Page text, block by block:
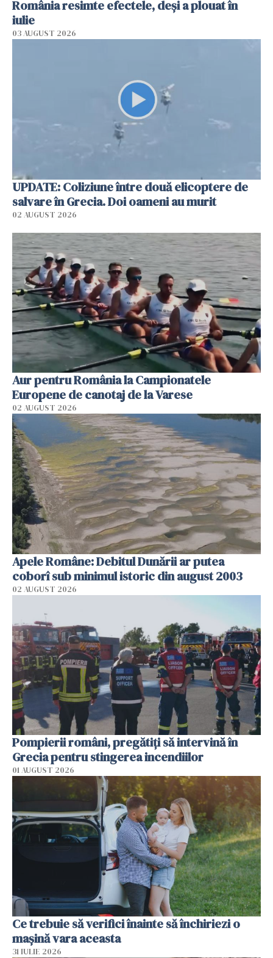
România resimte efectele, deși a plouat în
iulie
03 AUGUST 2026
UPDATE: Coliziune între două elicoptere de
salvare în Grecia. Doi oameni au murit
02 AUGUST 2026
Aur pentru România la Campionatele
Europene de canotaj de la Varese
02 AUGUST 2026
Apele Române: Debitul Dunării ar putea
coborî sub minimul istoric din august 2003
02 AUGUST 2026
Pompierii români, pregătiţi să intervină în
Grecia pentru stingerea incendiilor
01 AUGUST 2026
Ce trebuie să verifici înainte să închiriezi o
mașină vara aceasta
31 IULIE 2026